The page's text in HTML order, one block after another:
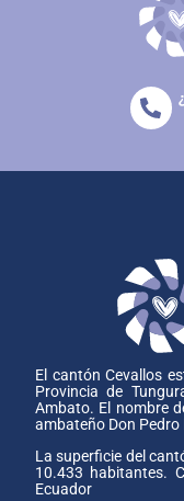
El cantón Cevallos
Provincia de
Ambato. El nombre
ambateño Don Pedro
La superficie del
10.433 habitantes.
Ecuador